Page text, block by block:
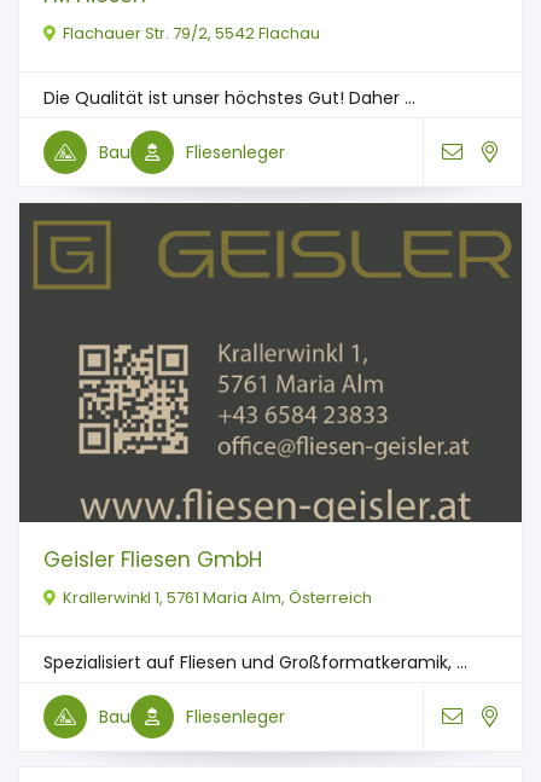
Flachauer Str. 79/2, 5542 Flachau
Die Qualität ist unser höchstes Gut! Daher ...
Bau Fliesenleger
Geisler Fliesen GmbH
Krallerwinkl 1, 5761 Maria Alm, Österreich
Spezialisiert auf Fliesen und Großformatkeramik, ...
Bau Fliesenleger